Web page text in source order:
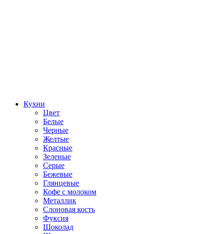
Кухни
Цвет
Белые
Черные
Желтые
Красные
Зеленые
Серые
Бежевые
Глянцевые
Кофе с молоком
Металлик
Слоновая кость
Фуксия
Шоколад